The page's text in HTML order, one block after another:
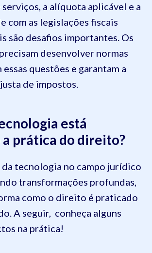
a alíquota aplicável e a
com as legislações fiscais
são desafios importantes. Os
desenvolver normas
questões e garantam a
de impostos.
está
prática do direito?
tecnologia no campo jurídico
transformações profundas,
como o direito é praticado
A seguir, conheça alguns
na prática!